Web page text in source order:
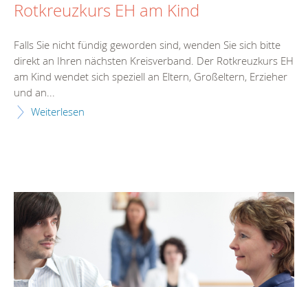
Rotkreuzkurs EH am Kind
Falls Sie nicht fündig geworden sind, wenden Sie sich bitte
direkt an Ihren nächsten Kreisverband. Der Rotkreuzkurs EH
am Kind wendet sich speziell an Eltern, Großeltern, Erzieher
und an...
Weiterlesen